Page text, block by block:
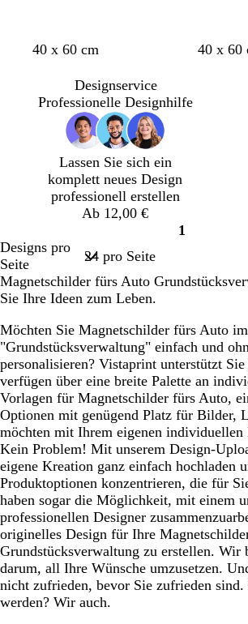
O
v
W
ß
W
ß
W
ß
G
u
40 x 60 cm
W
W
D
B
40 x 60
Designservice
Professionelle Designhilfe
Lassen Sie sich ein
komplett neues Design
professionell erstellen
Ab 12,00 €
Seite
1
Designs pro
Seite
Magnetschilder fürs Auto
Sie Ihre Ideen zum Leben.
Möchten Sie Magnetschilder fürs Auto
"Grundstücksverwaltung" einfach und
personalisieren? Vistaprint unterstützt
verfügen über eine breite Palette an
Vorlagen für Magnetschilder fürs Auto,
Optionen mit genügend Platz für Bilder,
möchten mit Ihrem eigenen individuellen
Kein Problem! Mit unserem Design-
eigene Kreation ganz einfach hochladen
Produktoptionen konzentrieren, die für
haben sogar die Möglichkeit, mit einem
professionellen Designer
originelles Design für Ihre
Grundstücksverwaltung zu erstellen. Wir
darum, all Ihre Wünsche umzusetzen.
nicht zufrieden, bevor Sie zufrieden
werden? Wir auch.